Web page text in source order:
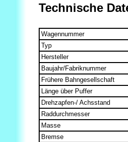
Technische
Wagennummer
Typ
Hersteller
Baujahr/Fabriknummer
Frühere Bahngesellschaft
Länge über Puffer
Drehzapfen-/ Achsstand
Raddurchmesser
Masse
Bremse